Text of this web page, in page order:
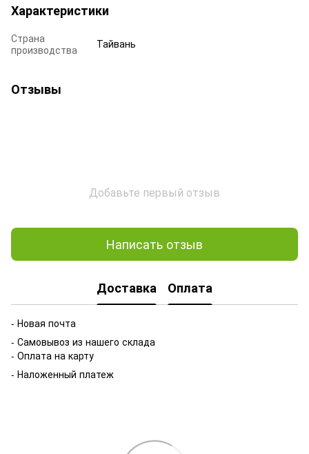
Характеристики
Страна
производства
Тайвань
Отзывы
Добавьте первый отзыв
Написать отзыв
Доставка Оплата
- Новая почта
- Самовывоз из нашего склада
- Оплата на карту
- Наложенный платеж